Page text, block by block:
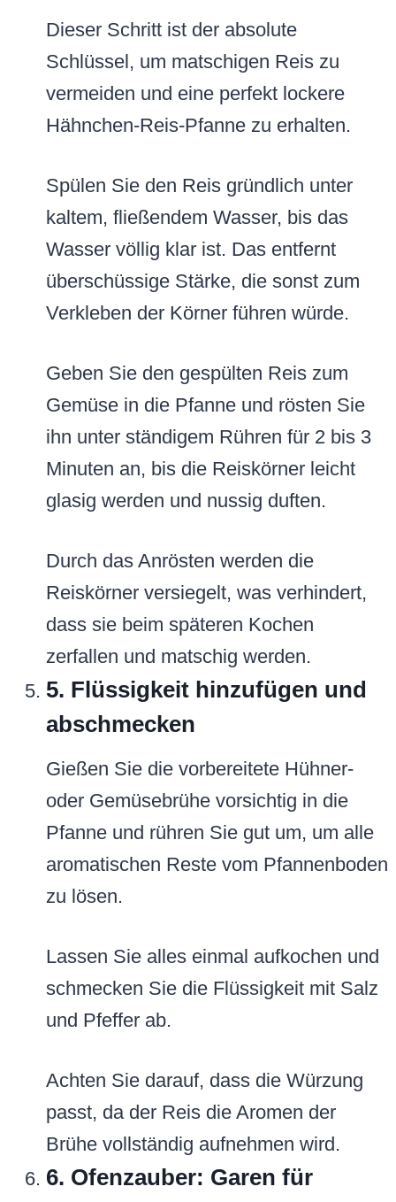
Dieser Schritt ist der absolute
Schlüssel, um matschigen Reis zu
vermeiden und eine perfekt lockere
Hähnchen-Reis-Pfanne zu erhalten.
Spülen Sie den Reis gründlich unter
kaltem, fließendem Wasser, bis das
Wasser völlig klar ist. Das entfernt
überschüssige Stärke, die sonst zum
Verkleben der Körner führen würde.
Geben Sie den gespülten Reis zum
Gemüse in die Pfanne und rösten Sie
ihn unter ständigem Rühren für 2 bis 3
Minuten an, bis die Reiskörner leicht
glasig werden und nussig duften.
Durch das Anrösten werden die
Reiskörner versiegelt, was verhindert,
dass sie beim späteren Kochen
zerfallen und matschig werden.
5. Flüssigkeit hinzufügen und
abschmecken
Gießen Sie die vorbereitete Hühner-
oder Gemüsebrühe vorsichtig in die
Pfanne und rühren Sie gut um, um alle
aromatischen Reste vom Pfannenboden
zu lösen.
Lassen Sie alles einmal aufkochen und
schmecken Sie die Flüssigkeit mit Salz
und Pfeffer ab.
Achten Sie darauf, dass die Würzung
passt, da der Reis die Aromen der
Brühe vollständig aufnehmen wird.
6. Ofenzauber: Garen für